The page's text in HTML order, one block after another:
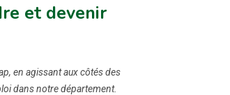
et devenir
en agissant aux côtés des
dans notre département.